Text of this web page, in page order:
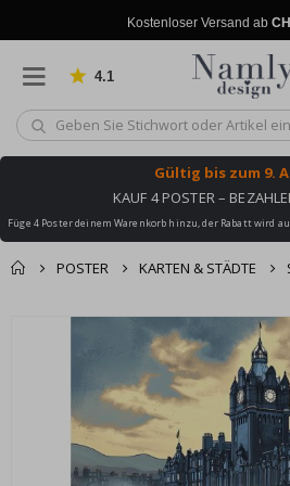
Kostenloser Versand ab
4.1 von 1032 Bewertungen
Gültig bis zum 9.
KAUF 4 POSTER –
Füge 4 Poster deinem Warenkorb hinzu, der Rabatt wird
POSTER KARTEN & STÄDTE
Zusammen gekaufte
Bildgalerie